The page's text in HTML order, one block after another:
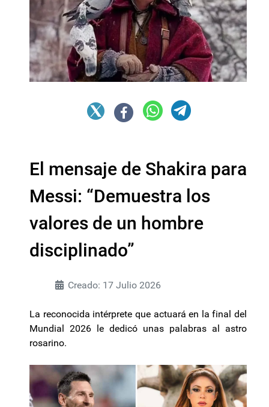
El mensaje de Shakira para
Messi: “Demuestra los
valores de un hombre
disciplinado”
Creado: 17 Julio 2026
La reconocida intérprete que actuará en la final del
Mundial 2026 le dedicó unas palabras al astro
rosarino.